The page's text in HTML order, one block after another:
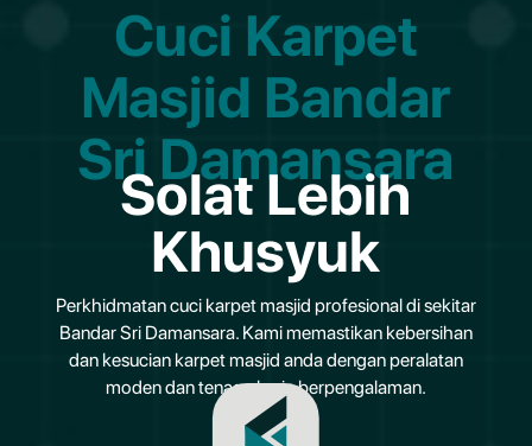
Cuci Karpet
Masjid Bandar
Sri Damansara
Solat Lebih
Khusyuk
Perkhidmatan cuci karpet masjid profesional di sekitar
Bandar Sri Damansara. Kami memastikan kebersihan
dan kesucian karpet masjid anda dengan peralatan
moden dan tenaga kerja berpengalaman.